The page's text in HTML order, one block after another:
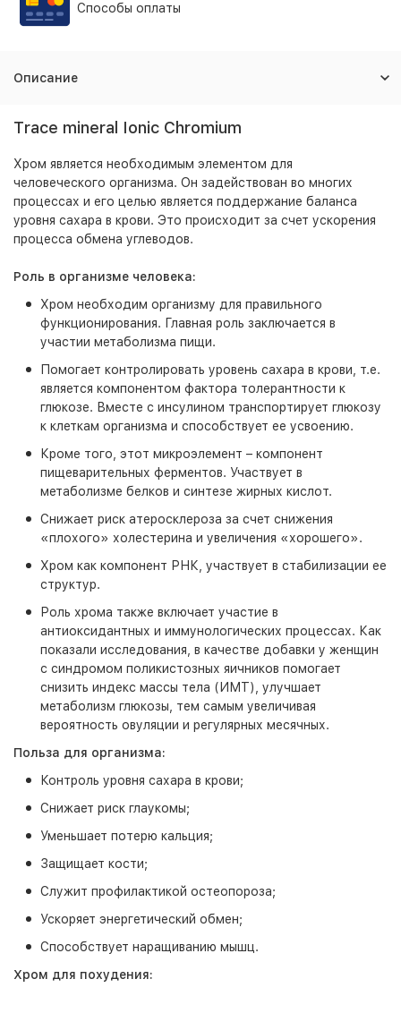
Способы оплаты
Описание
Тrace mineral Ionic Chromium
Хром является необходимым элементом для
человеческого организма. Он задействован во многих
процессах и его целью является поддержание баланса
уровня сахара в крови. Это происходит за счет ускорения
процесса обмена углеводов.
Роль в организме человека:
Хром необходим организму для правильного
функционирования. Главная роль заключается в
участии метаболизма пищи.
Помогает контролировать уровень сахара в крови, т.е.
является компонентом фактора толерантности к
глюкозе. Вместе с инсулином транспортирует глюкозу
к клеткам организма и способствует ее усвоению.
Кроме того, этот микроэлемент – компонент
пищеварительных ферментов. Участвует в
метаболизме белков и синтезе жирных кислот.
Снижает риск атеросклероза за счет снижения
«плохого» холестерина и увеличения «хорошего».
Хром как компонент РНК, участвует в стабилизации ее
структур.
Роль хрома также включает участие в
антиоксидантных и иммунологических процессах. Как
показали исследования, в качестве добавки у женщин
с синдромом поликистозных яичников помогает
снизить индекс массы тела (ИМТ), улучшает
метаболизм глюкозы, тем самым увеличивая
вероятность овуляции и регулярных месячных.
Польза для организма:
Контроль уровня сахара в крови;
Снижает риск глаукомы;
Уменьшает потерю кальция;
Защищает кости;
Служит профилактикой остеопороза;
Ускоряет энергетический обмен;
Способствует наращиванию мышц.
Хром для похудения: